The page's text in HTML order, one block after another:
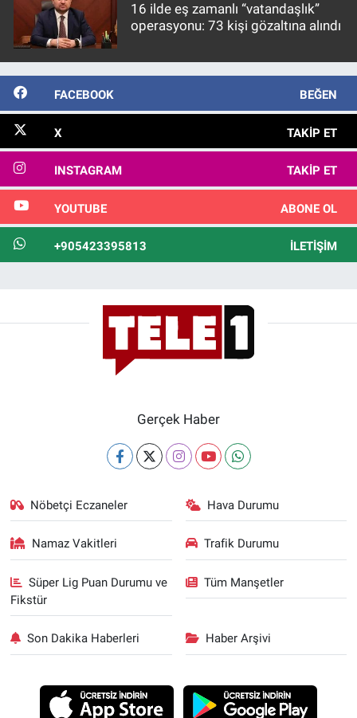
16 ilde eş zamanlı “vatandaşlık”
operasyonu: 73 kişi gözaltına alındı
FACEBOOK BEĞEN
X TAKIP ET
INSTAGRAM TAKIP ET
YOUTUBE ABONE OL
+905423395813 İLETIŞIM
Gerçek Haber
Nöbetçi Eczaneler Hava Durumu
Namaz Vakitleri Trafik Durumu
Süper Lig Puan Durumu ve
Fikstür
Tüm Manşetler
Son Dakika Haberleri Haber Arşivi